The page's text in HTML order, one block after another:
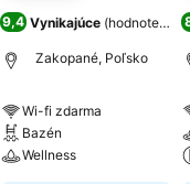
9,4 Vynikajúce (hodnotenia:
Zakopané, Poľsko
Wi-fi zdarma
Bazén
Wellness